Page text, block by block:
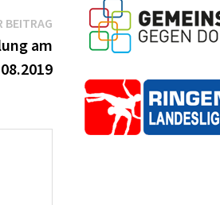
BEITRAGNächster
Beitrag:
am